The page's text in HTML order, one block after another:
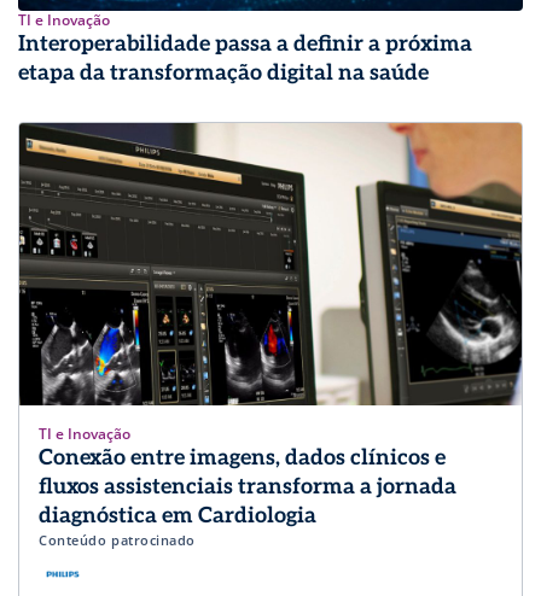
TI e Inovação
Interoperabilidade passa a definir a próxima
etapa da transformação digital na saúde
TI e Inovação
Conexão entre imagens, dados clínicos e
fluxos assistenciais transforma a jornada
diagnóstica em Cardiologia
Conteúdo patrocinado